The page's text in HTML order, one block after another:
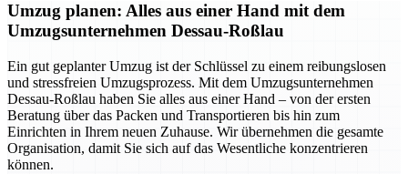
Umzug planen: Alles aus einer Hand mit dem
Umzugsunternehmen Dessau-Roßlau
Ein gut geplanter Umzug ist der Schlüssel zu einem reibungslosen
und stressfreien Umzugsprozess. Mit dem Umzugsunternehmen
Dessau-Roßlau haben Sie alles aus einer Hand – von der ersten
Beratung über das Packen und Transportieren bis hin zum
Einrichten in Ihrem neuen Zuhause. Wir übernehmen die gesamte
Organisation, damit Sie sich auf das Wesentliche konzentrieren
können.